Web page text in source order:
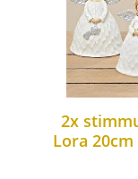
2x
Lora